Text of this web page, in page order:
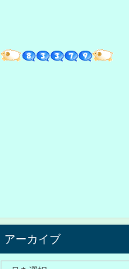
アーカイブ